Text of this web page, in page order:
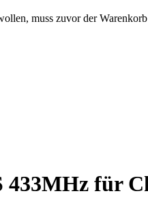
muss zuvor der
für